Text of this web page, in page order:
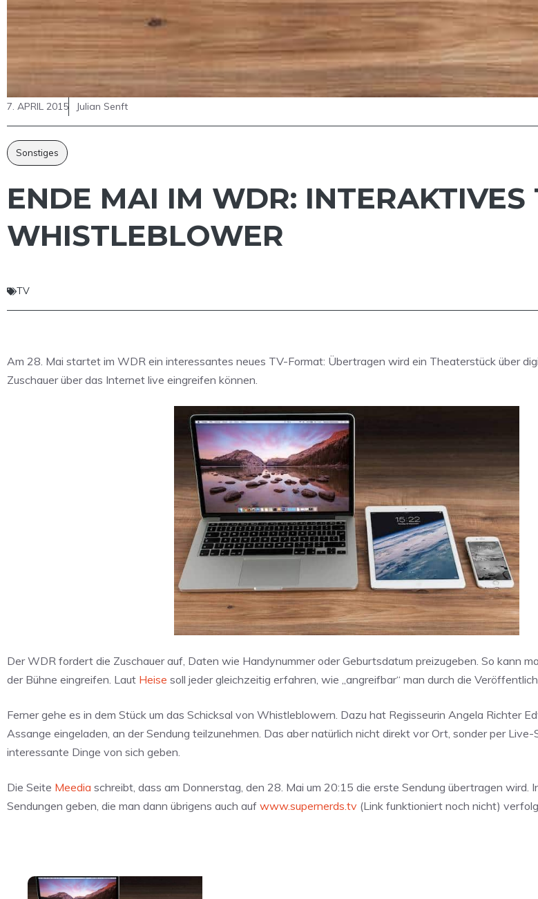
7. APRIL 2015 Julian Senft
Sonstiges
ENDE MAI IM WDR: INTERAKTIVES
WHISTLEBLOWER
TV
Am 28. Mai startet im WDR ein interessantes neues TV-Format: Übertragen wird ein Theaterstück über
Zuschauer über das Internet live eingreifen können.
Der WDR fordert die Zuschauer auf, Daten wie Handynummer oder Geburtsdatum preizugeben. So kann
der Bühne eingreifen. Laut Heise soll jeder gleichzeitig erfahren, wie „angreifbar“ man durch die
Ferner gehe es in dem Stück um das Schicksal von Whistleblowern. Dazu hat Regisseurin Angela Richter
Assange eingeladen, an der Sendung teilzunehmen. Das aber natürlich nicht direkt vor Ort, sonder per
interessante Dinge von sich geben.
Die Seite Meedia schreibt, dass am Donnerstag, den 28. Mai um 20:15 die erste Sendung übertragen wird.
Sendungen geben, die man dann übrigens auch auf www.supernerds.tv (Link funktioniert noch nicht)